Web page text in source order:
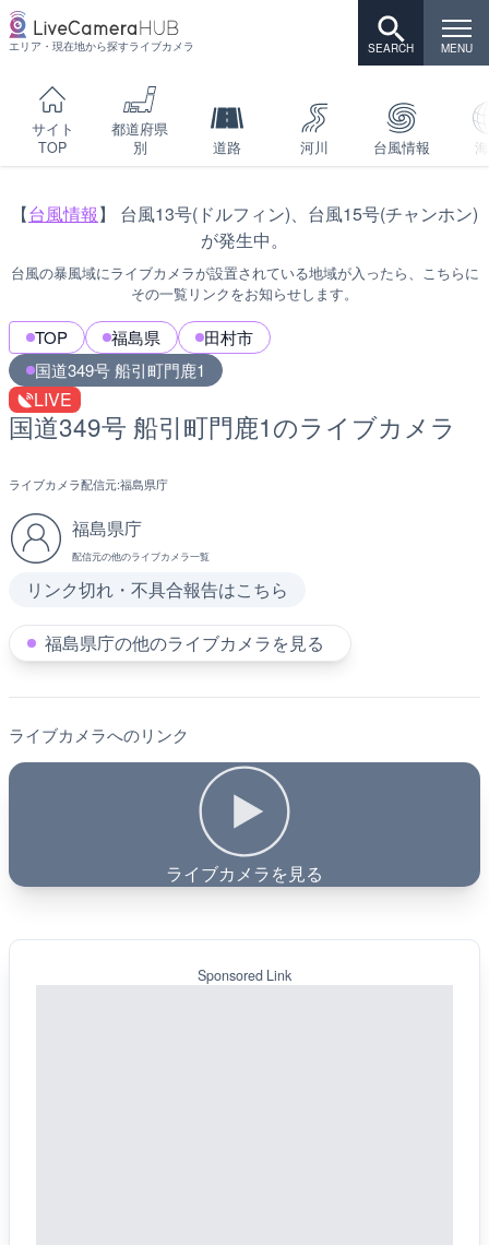
エリア・現在地から探すライブカメラ
サイト
TOP
都道府県
別
道路 河川 台風情報
【台風情報】 台風13号(ドルフィン)、台風15号(チャンホン)
が発生中。
台風の暴風域にライブカメラが設置されている地域が入ったら、こちらに
その一覧リンクをお知らせします。
TOP 福島県
田村市
国道349号 船引町門鹿1
LIVE
国道349号 船引町門鹿1のライブカメラ
ライブカメラ配信元:福島県庁
福島県庁
配信元の他のライブカメラ一覧
リンク切れ・不具合報告はこちら
福島県庁の他のライブカメラを見る
ライブカメラへのリンク
ライブカメラを見る
Sponsored Link